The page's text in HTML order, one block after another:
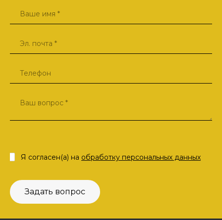
Задать вопрос
Я согласен(а) на обработку персональных данных